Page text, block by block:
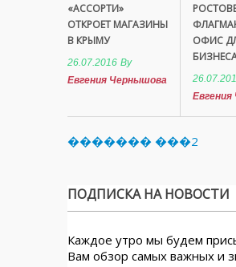
«АССОРТИ»
ОТКРОЕТ МАГАЗИНЫ
В КРЫМУ
26.07.2016 By
Евгения Чернышова
ОФИС
������� ���2
ПОДПИСКА НА НОВОСТИ
Каждое утро мы будем
Вам обзор самых важных и